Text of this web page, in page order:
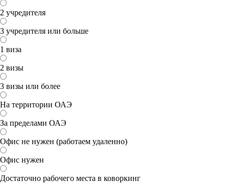
2 учредителя
3 учредителя или больше
1 виза
2 визы
3 визы или более
На территории ОАЭ
За пределами ОАЭ
Офис не нужен (работаем удаленно)
Офис нужен
Достаточно рабочего места в коворкинг